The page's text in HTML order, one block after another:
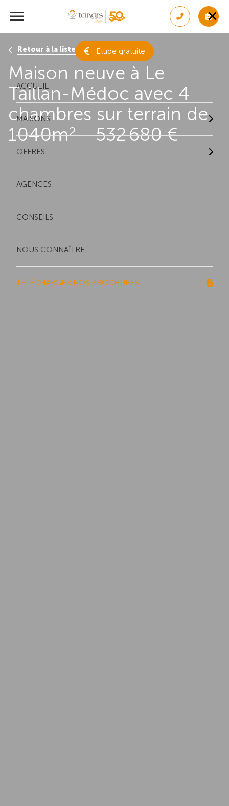
Étude gratuite
ACCUEIL
MAISONS
OFFRES
AGENCES
CONSEILS
NOUS CONNAÎTRE
TÉLÉCHARGER NOS BROCHURES
Retour à la liste des résultats
Maison neuve à Le
Taillan-Médoc avec 4
chambres sur terrain de
1040m2- 532 680 €